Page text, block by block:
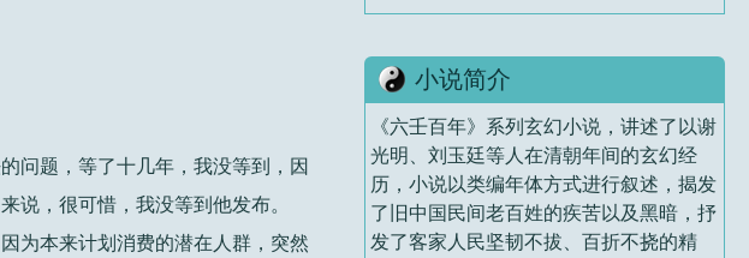
问题，等了十几年，我没等到，因
说，很可惜，我没等到他发布。
为本来计划消费的潜在人群，突然
小说简介
《六壬百年》系列玄幻小说，讲述了以谢
光明、刘玉廷等人在清朝年间的玄幻经
历，小说以类编年体方式进行叙述，揭发
了旧中国民间老百姓的疾苦以及黑暗，抒
发了客家人民坚韧不拔、百折不挠的精